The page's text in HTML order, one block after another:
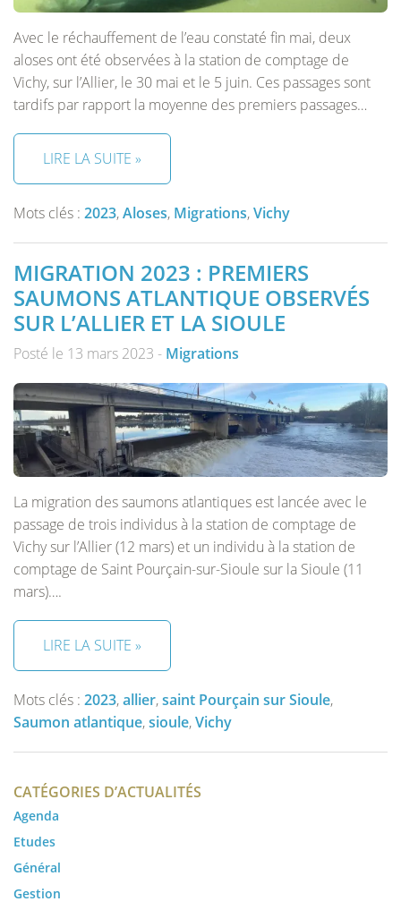
Avec le réchauffement de l’eau constaté fin mai, deux
aloses ont été observées à la station de comptage de
Vichy, sur l’Allier, le 30 mai et le 5 juin. Ces passages sont
tardifs par rapport la moyenne des premiers passages…
LIRE LA SUITE »
Mots clés : 2023,Aloses, Migrations,Vichy
MIGRATION 2023 : PREMIERS
SAUMONS ATLANTIQUE OBSERVÉS
SUR L’ALLIER ET LA SIOULE
Posté le 13 mars 2023 - Migrations
La migration des saumons atlantiques est lancée avec le
passage de trois individus à la station de comptage de
Vichy sur l’Allier (12 mars) et un individu à la station de
comptage de Saint Pourçain-sur-Sioule sur la Sioule (11
mars)….
LIRE LA SUITE »
Mots clés : 2023,allier,saint Pourçain sur Sioule,
Saumon atlantique,sioule,Vichy
CATÉGORIES D’ACTUALITÉS
Agenda
Etudes
Général
Gestion